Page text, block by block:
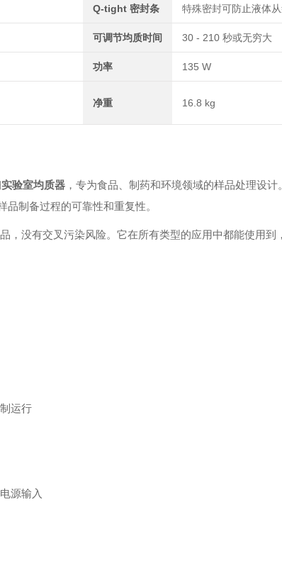
Q-tight 密封条 特殊密封可防止液体
可调节均质时间 30 - 210 秒或无穷大
功率 135 W
净重 16.8 kg
实验室均质器 ，专为食品、制药和环境领域的样品处理设计
制备过程的可靠性和重复性。
，没有交叉污染风险。它在所有类型的应用中都能使用到
运行
源输入